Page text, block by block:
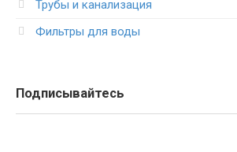
Трубы и канализация
Фильтры для воды
Подписывайтесь